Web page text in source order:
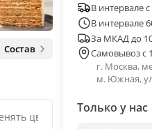
Состав
В интервале
В интервале
За МКАД до
Самовывоз с
г. Москва,
м. Южная,
Только у нас